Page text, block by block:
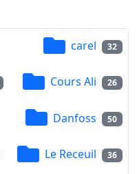
carel 32
Cours Ali 26
Danfoss 50
Le Receuil 36